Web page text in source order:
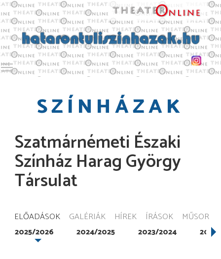
Toggle main menu visibility
SZÍNHÁZAK
Szatmárnémeti Északi
Színház Harag György
Társulat
ELŐADÁSOK GALÉRIÁK HÍREK ÍRÁSOK MŰSOR
2025/2026 2024/2025 2023/2024